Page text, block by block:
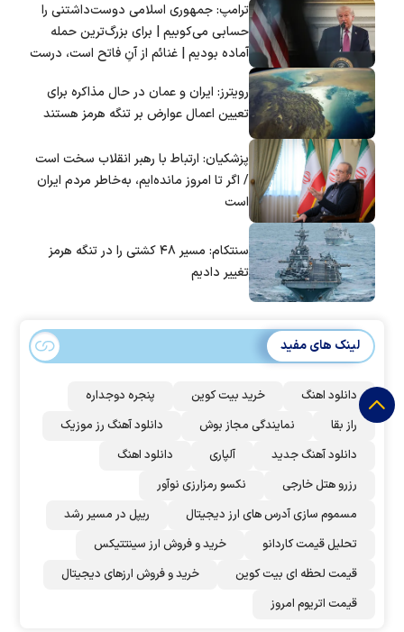
ترامپ: جمهوری اسلامی دوست‌داشتنی را
حسابی می‌کوبیم | برای بزرگ‌ترین حمله
آماده بودیم | غنائم از آنِ فاتح است، درست
رویترز: ایران و عمان در حال مذاکره برای
تعیین اعمال عوارض بر تنگه هرمز هستند
پزشکیان: ارتباط با رهبر انقلاب سخت است
/ اگر تا امروز مانده‌ایم، به‌خاطر مردم ایران
است
سنتکام: مسیر ۴۸ کشتی را در تنگه هرمز
تغییر دادیم
لینک های مفید
دانلود اهنگ خرید بیت کوین
پنجره دوجداره
راز بقا
نمایندگی مجاز بوش
دانلود آهنگ رز‌ موزیک
دانلود آهنگ جدید
آلپاری
دانلود اهنگ
رزرو هتل خارجی
نکسو رمزارزی نوآور
مسموم سازی آدرس های ارز دیجیتال
ریپل در مسیر رشد
تحلیل قیمت کاردانو
خرید و فروش ارز سینتتیکس
قیمت لحظه ای بیت کوین
خرید و فروش ارزهای دیجیتال
قیمت اتریوم امروز